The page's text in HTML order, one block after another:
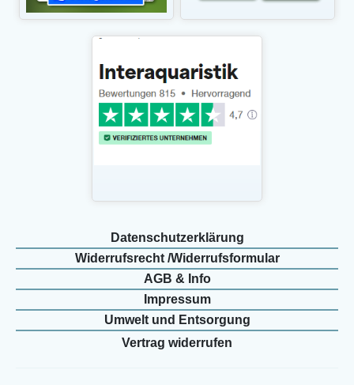
Daten­schutz­erklärung
Widerrufs­recht /Widerrufs­formular
AGB & Info
Impressum
Umwelt und Entsorgung
Vertrag widerrufen